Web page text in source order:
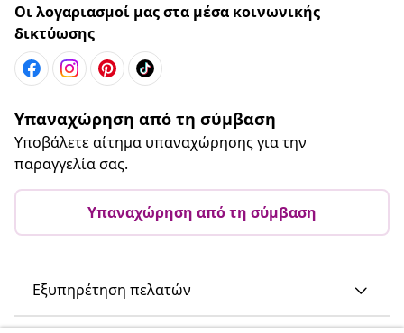
Οι λογαριασμοί μας στα μέσα κοινωνικής
δικτύωσης
Υπαναχώρηση από τη σύμβαση
Υποβάλετε αίτημα υπαναχώρησης για την
παραγγελία σας.
Υπαναχώρηση από τη σύμβαση
Εξυπηρέτηση πελατών